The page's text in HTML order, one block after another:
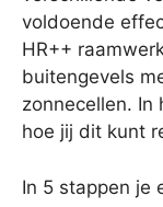
voldoende
HR++
buitengevels
zonnecellen. In
hoe jij dit kunt
In 5 stappen je